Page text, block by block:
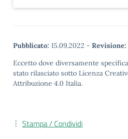
Pubblicato: 15.09.2022 - Revisione:
Eccetto dove diversamente
stato rilasciato sotto Licenza
Attribuzione 4.0 Italia.
Stampa / Condividi